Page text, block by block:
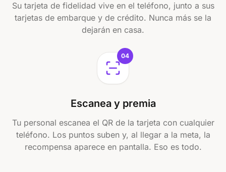
Su tarjeta de fidelidad vive en el teléfono, junto a sus
tarjetas de embarque y de crédito. Nunca más se la
dejarán en casa.
04
Escanea y premia
Tu personal escanea el QR de la tarjeta con cualquier
teléfono. Los puntos suben y, al llegar a la meta, la
recompensa aparece en pantalla. Eso es todo.